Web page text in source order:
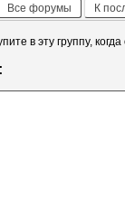
Все форумы К
в эту группу,